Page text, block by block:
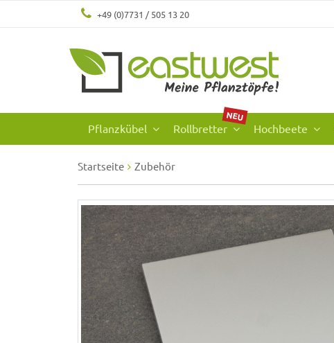
+49 (0)7731 / 505 13 20
Pflanzkübel Rollbretter
NEU
Hochbeete
Startseite Zubehör